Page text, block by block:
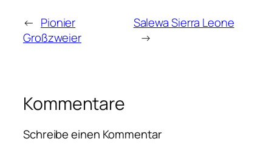
← Pionier
Großzweier
Salewa Sierra Leone
→
Kommentare
Schreibe einen Kommentar